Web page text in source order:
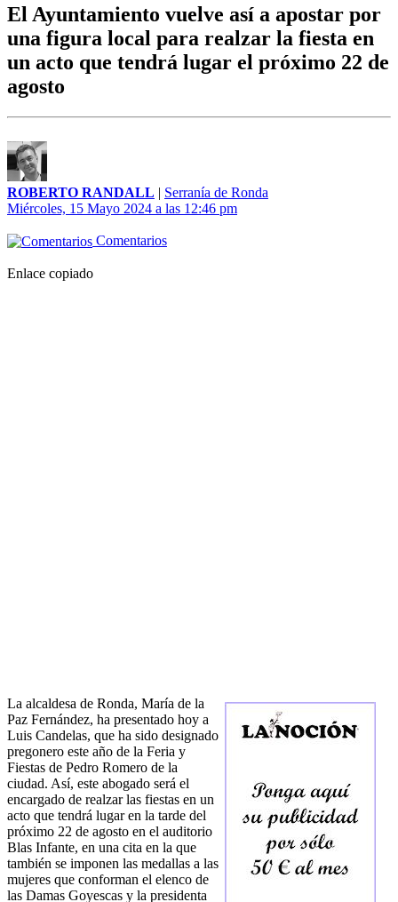
El Ayuntamiento vuelve así a apostar por
una figura local para realzar la fiesta en
un acto que tendrá lugar el próximo 22 de
agosto
ROBERTO RANDALL | Serranía de Ronda
Miércoles, 15 Mayo 2024 a las 12:46 pm
Comentarios
Enlace copiado
La alcaldesa de Ronda, María de la
Paz Fernández, ha presentado hoy a
Luis Candelas, que ha sido designado
pregonero este año de la Feria y
Fiestas de Pedro Romero de la
ciudad. Así, este abogado será el
encargado de realzar las fiestas en un
acto que tendrá lugar en la tarde del
próximo 22 de agosto en el auditorio
Blas Infante, en una cita en la que
también se imponen las medallas a las
mujeres que conforman el elenco de
las Damas Goyescas y la presidenta